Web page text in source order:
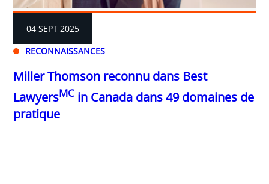
RECONNAISSANCES
04 SEPT 2025
Miller Thomson reconnu dans Best
LawyersMC in Canada dans 49 domaines de
pratique